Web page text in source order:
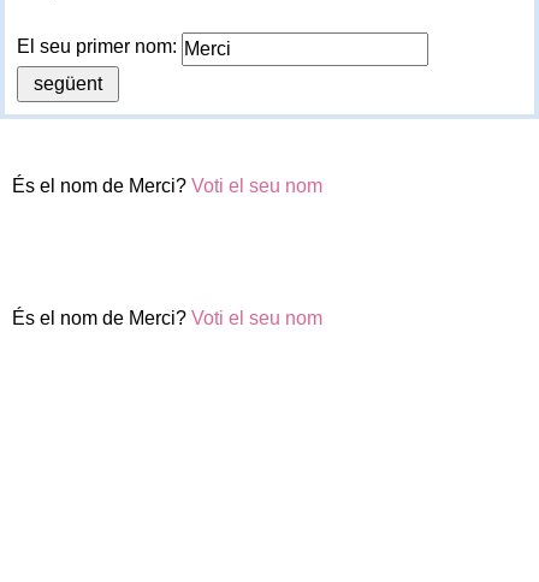
El seu primer nom:
És el nom de Merci? Voti el seu nom
És el nom de Merci? Voti el seu nom